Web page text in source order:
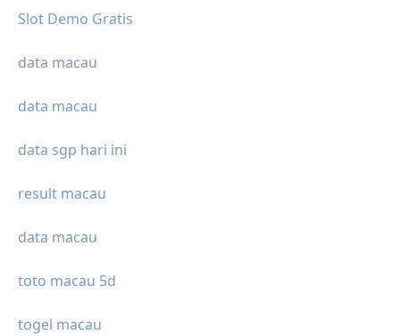
Slot Demo Gratis
data macau
data macau
data sgp hari ini
result macau
data macau
toto macau 5d
togel macau